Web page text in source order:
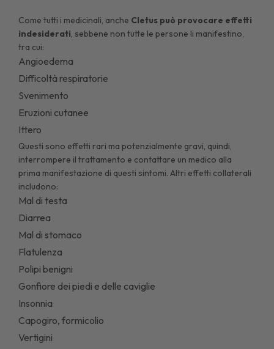
Come tutti i medicinali, anche Cletus può provocare effetti
indesiderati, sebbene non tutte le persone li manifestino,
tra cui:
Angioedema
Difficoltà respiratorie
Svenimento
Eruzioni cutanee
Ittero
Questi sono effetti rari ma potenzialmente gravi, quindi,
interrompere il trattamento e contattare un medico alla
prima manifestazione di questi sintomi. Altri effetti collaterali
includono:
Mal di testa
Diarrea
Mal di stomaco
Flatulenza
Polipi benigni
Gonfiore dei piedi e delle caviglie
Insonnia
Capogiro, formicolio
Vertigini